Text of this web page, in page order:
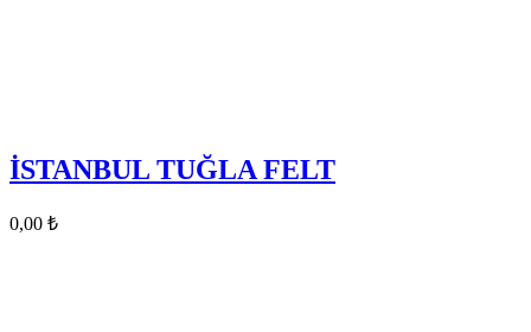
İSTANBUL TUĞLA FELT
0,00 ₺